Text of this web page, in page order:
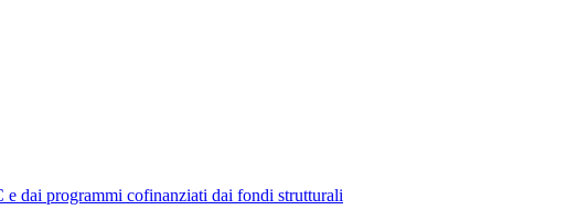
dai programmi cofinanziati dai fondi strutturali